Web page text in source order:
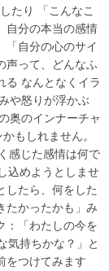
たり 「こんなこ
自分の本当の感情
「自分の心のサイ
声って、どんなふ
る なんとなくイラ
や怒りが浮かぶ
奥のインナーチャ
もしれません。
感じた感情は何で
込めようとしませ
したら、何をした
たかったかも」み
：「わたしの今を
気持ちかな？」と
をつけてみます